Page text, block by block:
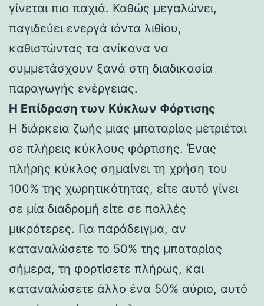
γίνεται πιο παχιά. Καθώς μεγαλώνει,
παγιδεύει ενεργά ιόντα λιθίου,
καθιστώντας τα ανίκανα να
συμμετάσχουν ξανά στη διαδικασία
παραγωγής ενέργειας.
Η Επίδραση των Κύκλων Φόρτισης
Η διάρκεια ζωής μιας μπαταρίας μετριέται
σε πλήρεις κύκλους φόρτισης. Ένας
πλήρης κύκλος σημαίνει τη χρήση του
100% της χωρητικότητας, είτε αυτό γίνει
σε μία διαδρομή είτε σε πολλές
μικρότερες. Για παράδειγμα, αν
καταναλώσετε το 50% της μπαταρίας
σήμερα, τη φορτίσετε πλήρως, και
καταναλώσετε άλλο ένα 50% αύριο, αυτό